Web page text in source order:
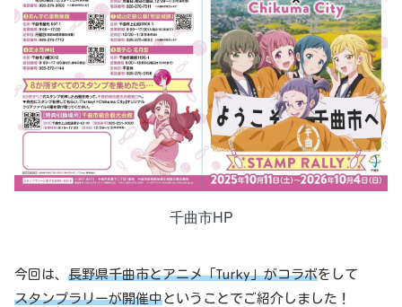
千曲市HP
今回は、 長野県千曲市とアニメ「Turky」がコラボをして
スタンプラリーが開催中ということでご紹介しました！